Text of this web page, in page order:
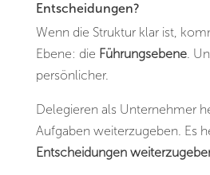
Entscheidungen?
Wenn die Struktur klar ist,
Ebene: die Führungsebene.
persönlicher.
Delegieren als Unternehmer
Aufgaben weiterzugeben. Es
Entscheidungen